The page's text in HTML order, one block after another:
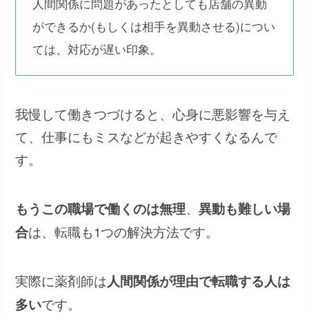
人間関係に問題があったとしても店舗の異動
ができるか(もしくは相手を異動させる)につい
ては、対応が遅い印象。
我慢して働きつづけると、心身に悪影響を与え
て、仕事にもミスなどが起きやすくなるんで
す。
もうこの職場で働くのは無理、異動も難しい場
合は、転職も1つの解決方法です。
実際に薬剤師は人間関係が理由で転職する人は
多いです。